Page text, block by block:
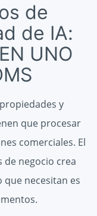
de
de IA:
UNO
y
que procesar
comerciales. El
negocio crea
que necesitan es